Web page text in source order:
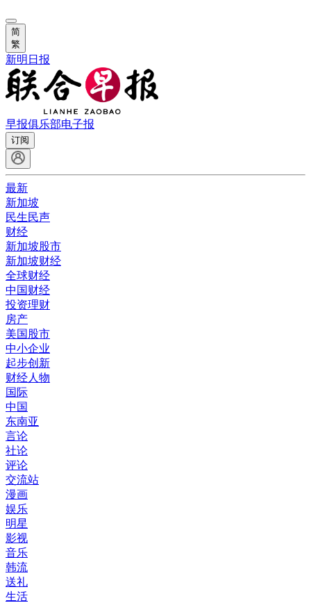
简
繁
新明日报
早报俱乐部电子报
订阅
最新
新加坡
民生民声
财经
新加坡股市
新加坡财经
全球财经
中国财经
投资理财
房产
美国股市
中小企业
起步创新
财经人物
国际
中国
东南亚
言论
社论
评论
交流站
漫画
娱乐
明星
影视
音乐
韩流
送礼
生活